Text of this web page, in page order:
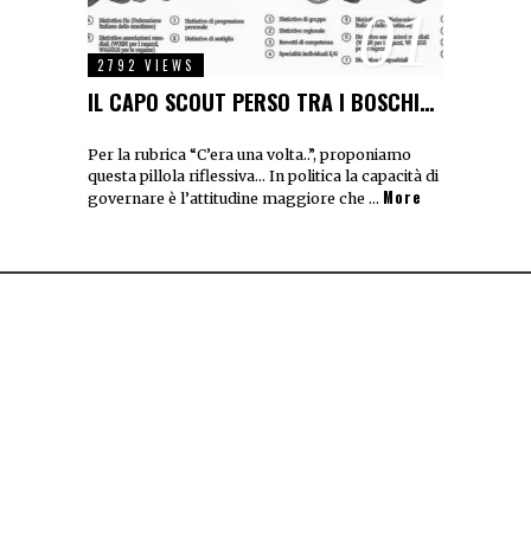
01
2792 VIEWS
IL CAPO SCOUT PERSO TRA I BOSCHI…
Per la rubrica “C’era una volta..”, proponiamo
questa pillola riflessiva… In politica la capacità di
governare è l’attitudine maggiore che … More